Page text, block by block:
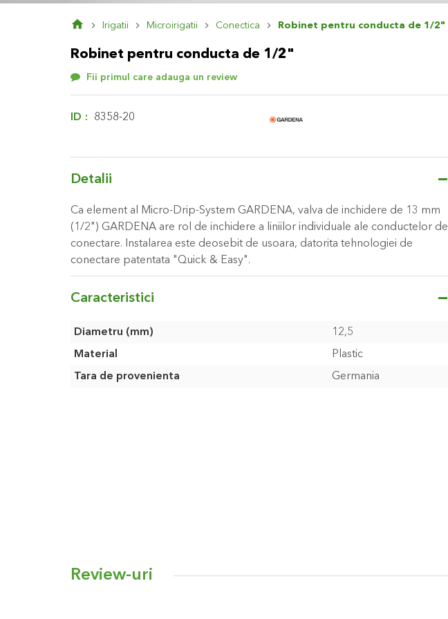
Irigatii Microirigatii Conectica Robinet pentru conducta de 1/2"
Robinet pentru conducta de 1/2"
Fii primul care adauga un review
ID 8358-20
Detalii
Ca element al Micro-Drip-System GARDENA, valva de inchidere de 13 mm
(1/2") GARDENA are rol de inchidere a liniilor individuale ale conductelor de
conectare. Instalarea este deosebit de usoara, datorita tehnologiei de
conectare patentata "Quick & Easy".
Caracteristici
Caracteristici
Diametru (mm)
12,5
Material
Plastic
Tara de provenienta
Germania
Review-uri